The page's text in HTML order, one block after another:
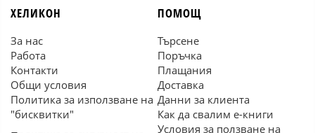
ХЕЛИКОН
За нас
Работа
Контакти
Общи условия
Политика за използване на
"бисквитки"
ПОМОЩ
Търсене
Поръчка
Плащания
Доставка
Данни за клиента
Как да свалим е-книги
Условия за ползване на